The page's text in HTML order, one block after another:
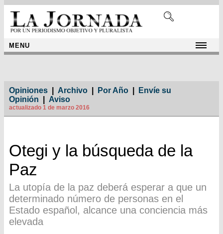
MENU
Opiniones Archivo Por Año
Envíe su
Opinión
Aviso
actualizado 1 de marzo 2016
Otegi y la búsqueda de la
Paz
La utopía de la paz deberá esperar a que un
determinado número de personas en el
Estado español, alcance una conciencia más
elevada